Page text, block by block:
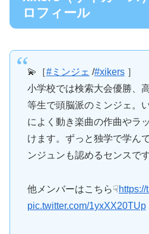
ロフィール
💫［#ミンジェ /#xikers］
小学校では検索大会優勝、
等生で頭脳派のミンジェ。
によく動き楽曲の作曲やラ
けます。ずっと独学で学ん
ンジュンも認めるセンスです
他メンバーはこちら☟
pic.twitter.com/1yxXX20TUp